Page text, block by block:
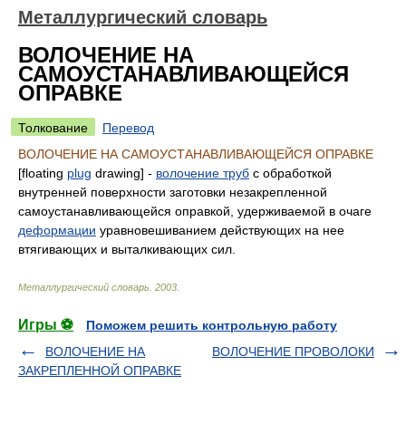
Металлургический словарь
ВОЛОЧЕНИЕ НА
САМОУСТАНАВЛИВАЮЩЕЙСЯ
ОПРАВКЕ
Толкование
Перевод
ВОЛОЧЕНИЕ НА САМОУСТАНАВЛИВАЮЩЕЙСЯ ОПРАВКЕ
[floating plug drawing] - волочение труб с обработкой
внутренней поверхности заготовки незакрепленной
самоустанавливающейся оправкой, удерживаемой в очаге
деформации уравновешиванием действующих на нее
втягивающих и выталкивающих сил.
Металлургический словарь 2003
Игры ⚽
Поможем решить контрольную работу
ВОЛОЧЕНИЕ НА
ЗАКРЕПЛЕННОЙ ОПРАВКЕ
ВОЛОЧЕНИЕ ПРОВОЛОКИ